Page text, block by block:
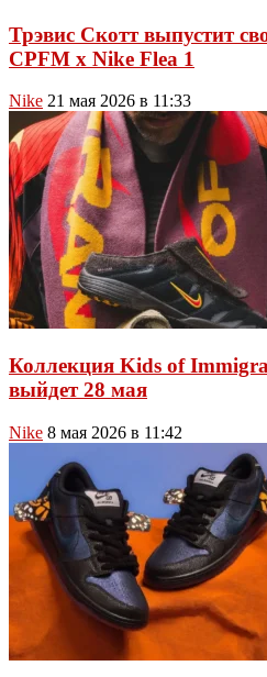
Трэвис Скотт выпустит
CPFM x Nike Flea 1
Nike 21 мая 2026 в 11:33
Коллекция Kids of
выйдет 28 мая
Nike 8 мая 2026 в 11:42